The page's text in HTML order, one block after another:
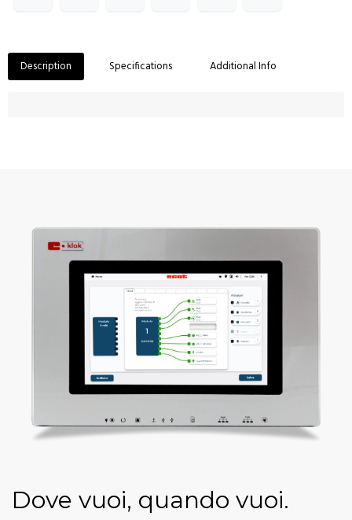
Description Specifications Additional Info
Dove vuoi, quando vuoi.